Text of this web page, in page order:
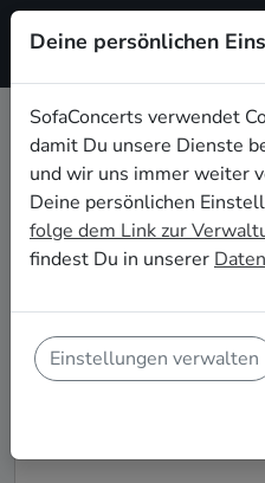
Dein
Thüringen
Buche Bands und
Wohnzimmerkonzert in
Bühne. Auf SofaConcerts
Live-Acts, die genau zu
Deinem
Deine persönlichen
SofaConcerts verwendet
damit Du unsere Dienste
und wir uns immer weiter
Deine persönlichen
folge dem Link zur
findest Du in unserer
Einstellungen verwalten